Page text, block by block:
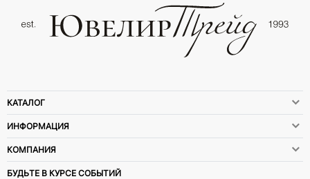
КАТАЛОГ
ИНФОРМАЦИЯ
КОМПАНИЯ
БУДЬТЕ В КУРСЕ СОБЫТИЙ